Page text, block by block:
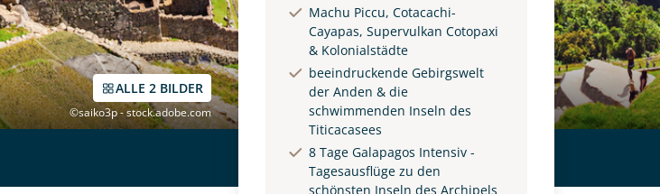
ALLE 2 BILDER
©saiko3p - stock.adobe.com
Machu Piccu, Cotacachi-
Cayapas, Supervulkan Cotopaxi
& Kolonialstädte
beeindruckende Gebirgswelt
der Anden & die
schwimmenden Inseln des
Titicacasees
8 Tage Galapagos Intensiv -
Tagesausflüge zu den
schönsten Inseln des Archipels